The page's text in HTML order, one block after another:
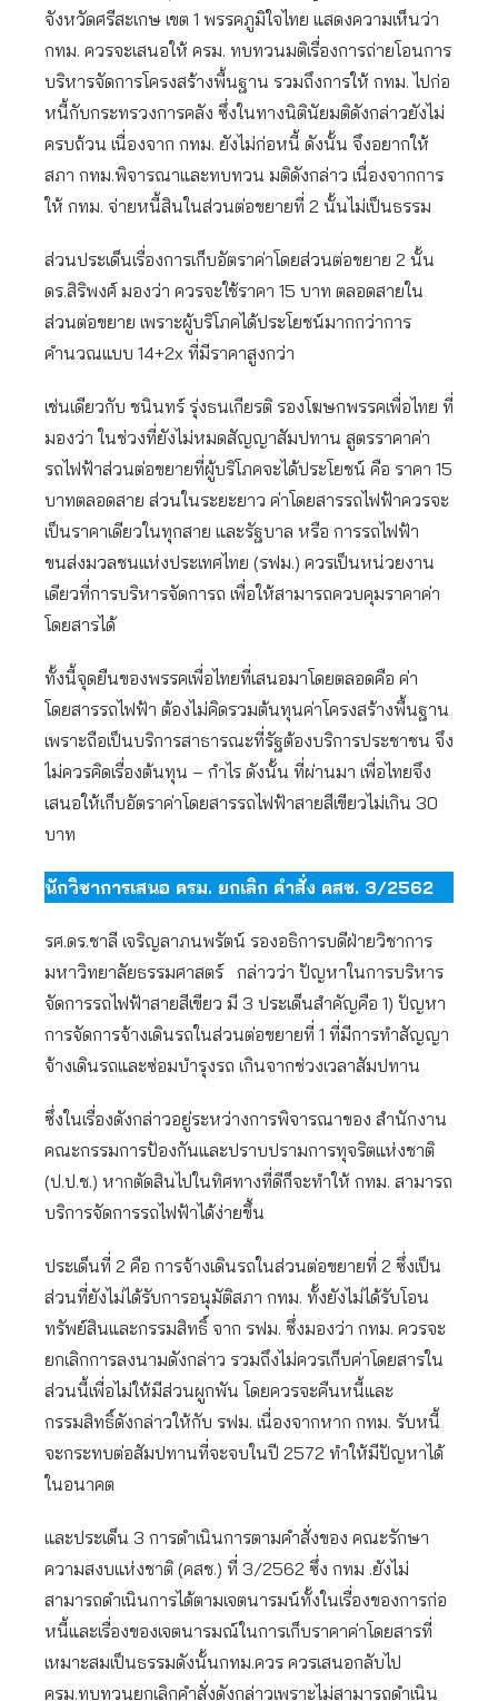
จังหวัดศรีสะเกษ เขต 1 พรรคภูมิใจไทย แสดงความเห็นว่า
กทม. ควรจะเสนอให้ ครม. ทบทวนมติเรื่องการถ่ายโอนการ
บริหารจัดการโครงสร้างพื้นฐาน รวมถึงการให้ กทม. ไปก่อ
หนี้กับกระทรวงการคลัง ซึ่งในทางนิตินัยมติดังกล่าวยังไม่
ครบถ้วน เนื่องจาก กทม. ยังไม่ก่อหนี้ ดังนั้น จึงอยากให้
สภา กทม.พิจารณาและทบทวน มติดังกล่าว เนื่องจากการ
ให้ กทม. จ่ายหนี้สินในส่วนต่อขยายที่ 2 นั้นไม่เป็นธรรม
ส่วนประเด็นเรื่องการเก็บอัตราค่าโดยส่วนต่อขยาย 2 นั้น
ดร.สิริพงศ์ มองว่า ควรจะใช้ราคา 15 บาท ตลอดสายใน
ส่วนต่อขยาย เพราะผู้บริโภคได้ประโยชน์มากกว่าการ
คำนวณแบบ 14+2x ที่มีราคาสูงกว่า
เช่นเดียวกับ ชนินทร์ รุ่งธนเกียรติ รองโฆษกพรรคเพื่อไทย ที่
มองว่า ในช่วงที่ยังไม่หมดสัญญาสัมปทาน สูตรราคาค่า
รถไฟฟ้าส่วนต่อขยายที่ผู้บริโภคจะได้ประโยชน์ คือ ราคา 15
บาทตลอดสาย ส่วนในระยะยาว ค่าโดยสารรถไฟฟ้าควรจะ
เป็นราคาเดียวในทุกสาย และรัฐบาล หรือ การรถไฟฟ้า
ขนส่งมวลชนแห่งประเทศไทย (รฟม.) ควรเป็นหน่วยงาน
เดียวที่การบริหารจัดการถ เพื่อให้สามารถควบคุมราคาค่า
โดยสารได้
ทั้งนี้จุดยืนของพรรคเพื่อไทยที่เสนอมาโดยตลอดคือ ค่า
โดยสารรถไฟฟ้า ต้องไม่คิดรวมต้นทุนค่าโครงสร้างพื้นฐาน
เพราะถือเป็นบริการสาธารณะที่รัฐต้องบริการประชาชน จึง
ไม่ควรคิดเรื่องต้นทุน – กำไร ดังนั้น ที่ผ่านมา เพื่อไทยจึง
เสนอให้เก็บอัตราค่าโดยสารรถไฟฟ้าสายสีเขียวไม่เกิน 30
บาท
นักวิชาการเสนอ ครม. ยกเลิก คำสั่ง คสช. 3/2562
รศ.ดร.ชาลี เจริญลาภนพรัตน์ รองอธิการบดีฝ่ายวิชาการ
มหาวิทยาลัยธรรมศาสตร์ กล่าวว่า ปัญหาในการบริหาร
จัดการรถไฟฟ้าสายสีเขียว มี 3 ประเด็นสำคัญคือ 1) ปัญหา
การจัดการจ้างเดินรถในส่วนต่อขยายที่ 1 ที่มีการทำสัญญา
จ้างเดินรถและซ่อมบำรุงรถ เกินจากช่วงเวลาสัมปทาน
ซึ่งในเรื่องดังกล่าวอยู่ระหว่างการพิจารณาของ สำนักงาน
คณะกรรมการป้องกันและปราบปรามการทุจริตแห่งชาติ
(ป.ป.ช.) หากตัดสินไปในทิศทางที่ดีก็จะทำให้ กทม. สามารถ
บริการจัดการรถไฟฟ้าได้ง่ายขึ้น
ประเด็นที่ 2 คือ การจ้างเดินรถในส่วนต่อขยายที่ 2 ซึ่งเป็น
ส่วนที่ยังไม่ได้รับการอนุมัติสภา กทม. ทั้งยังไม่ได้รับโอน
ทรัพย์สินและกรรมสิทธิ์ จาก รฟม. ซึ่งมองว่า กทม. ควรจะ
ยกเลิกการลงนามดังกล่าว รวมถึงไม่ควรเก็บค่าโดยสารใน
ส่วนนี้เพื่อไม่ให้มีส่วนผูกพัน โดยควรจะคืนหนี้และ
กรรมสิทธิ์ดังกล่าวให้กับ รฟม. เนื่องจากหาก กทม. รับหนี้
จะกระทบต่อสัมปทานที่จะจบในปี 2572 ทำให้มีปัญหาได้
ในอนาคต
และประเด็น 3 การดำเนินการตามคำสั่งของ คณะรักษา
ความสงบแห่งชาติ (คสช.) ที่ 3/2562 ซึ่ง กทม .ยังไม่
สามารถดำเนินการได้ตามเจตนารมน์ทั้งในเรื่องของการก่อ
หนี้และเรื่องของเจตนารมณ์ในการเก็บราคาค่าโดยสารที่
เหมาะสมเป็นธรรมดังนั้นกทม.ควร ควรเสนอกลับไป
ครม.ทบทวนยกเลิกคำสั่งดังกล่าวเพราะไม่สามารถดำเนิน